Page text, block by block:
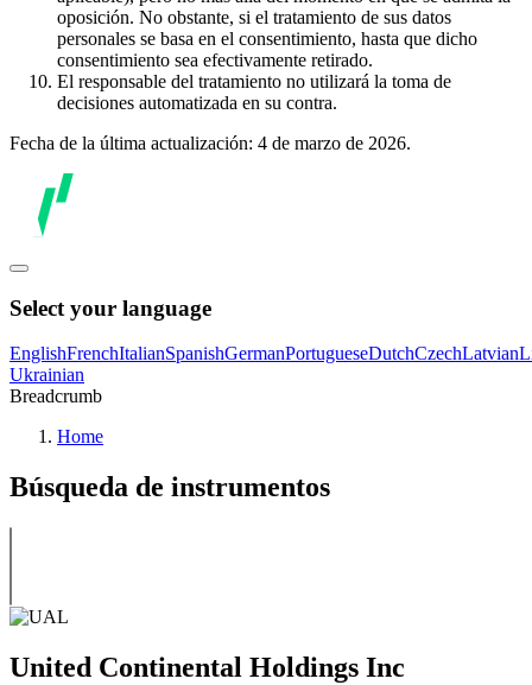
oposición. No obstante, si el tratamiento de sus datos
personales se basa en el consentimiento, hasta que dicho
consentimiento sea efectivamente retirado.
El responsable del tratamiento no utilizará la toma de
decisiones automatizada en su contra.
Fecha de la última actualización: 4 de marzo de 2026.
Select your language
EnglishFrenchItalianSpanishGermanPortugueseDutchCzechLatvian
Ukrainian
Breadcrumb
Home
Búsqueda de instrumentos
United Continental Holdings Inc